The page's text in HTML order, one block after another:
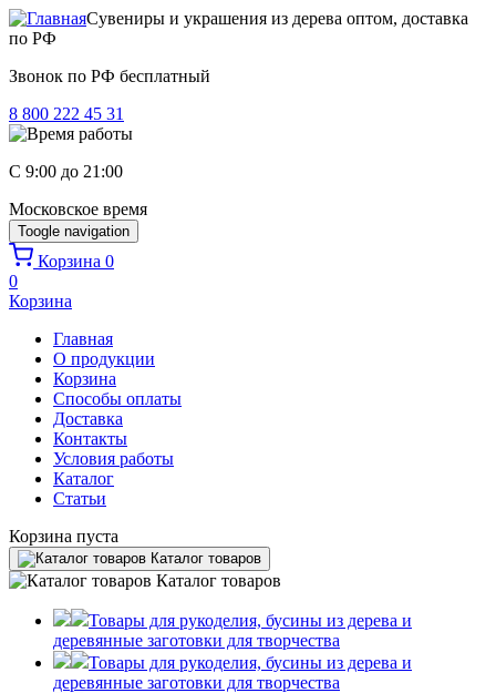
Перейти к основному содержанию
Сувениры и украшения из дерева оптом, доставка
по РФ
Звонок по РФ бесплатный
8 800 222 45 31
C 9:00 до 21:00
Московское время
Toogle navigation
Корзина 0
0
Корзина
Главная
О продукции
Корзина
Способы оплаты
Доставка
Контакты
Условия работы
Каталог
Статьи
Корзина пуста
Каталог товаров
Каталог товаров
Товары для рукоделия, бусины из дерева и
деревянные заготовки для творчества
Товары для рукоделия, бусины из дерева и
деревянные заготовки для творчества